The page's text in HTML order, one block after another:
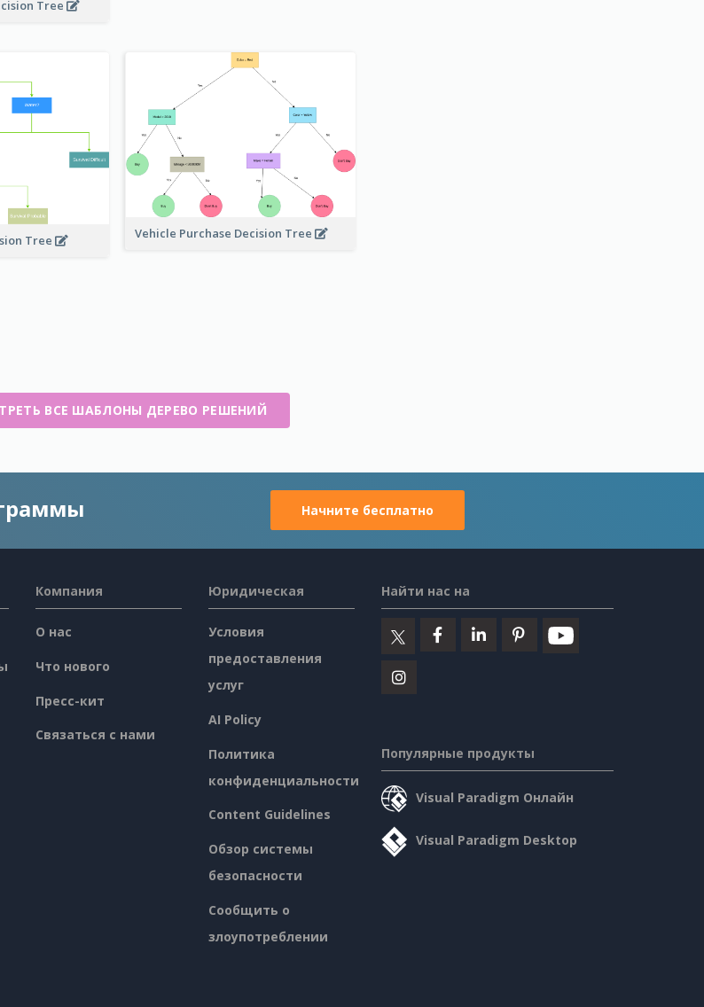
Tree
Tree Vehicle Purchase Decision Tree
ВСЕ ШАБЛОНЫ ДЕРЕВО РЕШЕНИЙ
Начните бесплатно
Компания
О нас
Что нового
Пресс-кит
Связаться с нами
Юридическая
Условия
предоставления
услуг
AI Policy
Политика
конфиденциальности
Content Guidelines
Обзор системы
безопасности
Сообщить о
злоупотреблении
Найти нас на
Популярные продукты
Visual Paradigm Онлайн
Visual Paradigm Desktop